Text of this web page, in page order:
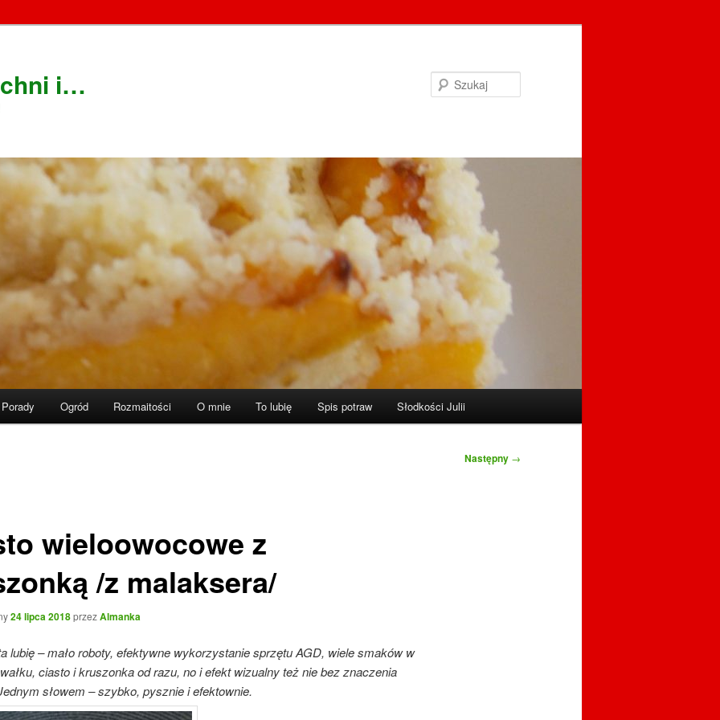
i…
Porady Ogród Rozmaitości O mnie To lubię Spis potraw Słodkości Julii
Następny →
wieloowocowe z
/z malaksera/
24 lipca 2018przezAlmanka
lubię – mało roboty, efektywne wykorzystanie sprzętu AGD, wiele smaków w
ciasto i kruszonka od razu, no i efekt wizualny też nie bez znaczenia
słowem – szybko, pysznie i efektownie.